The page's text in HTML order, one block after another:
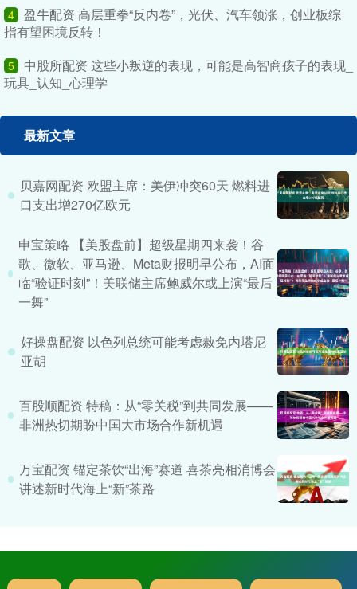
4 盈牛配资 高层重拳“反内卷”，光伏、汽车领涨，创业板综
指有望困境反转！
5
中股所配资 这些小叛逆的表现，可能是高智商孩子的表现_
玩具_认知_心理学
最新文章
贝嘉网配资 欧盟主席：美伊冲突60天 燃料进
口支出增270亿欧元
申宝策略 【美股盘前】超级星期四来袭！谷
歌、微软、亚马逊、Meta财报明早公布，AI面
临“验证时刻”！美联储主席鲍威尔或上演“最后
一舞”
好操盘配资 以色列总统可能考虑赦免内塔尼
亚胡
百股顺配资 特稿：从“零关税”到共同发展——
非洲热切期盼中国大市场合作新机遇
万宝配资 锚定茶饮“出海”赛道 喜茶亮相消博会
讲述新时代海上“新”茶路